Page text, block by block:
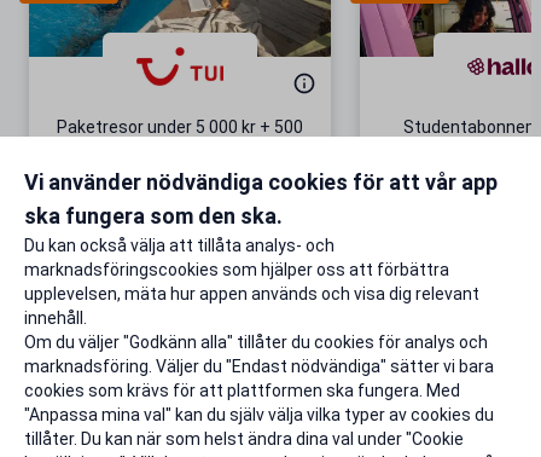
Paketresor under 5 000 kr + 500
Gäller även på redan prissänkta
Till rabatten
+ 20 GB
Vi använder nödvändiga cookies för att vår app
ska fungera som den ska.
Du kan också välja att tillåta analys- och
marknadsföringscookies som hjälper oss att förbättra
upplevelsen, mäta hur appen används och visa dig relevant
innehåll.
Om du väljer "Godkänn alla" tillåter du cookies för analys och
marknadsföring. Väljer du "Endast nödvändiga" sätter vi bara
cookies som krävs för att plattformen ska fungera. Med
"Anpassa mina val" kan du själv välja vilka typer av cookies du
tillåter. Du kan när som helst ändra dina val under "Cookie